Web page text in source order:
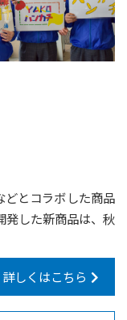
とコラボした商品
発した新商品は、秋
詳しくはこちら